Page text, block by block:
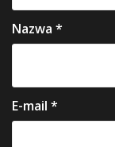
Nazwa *
E-mail *